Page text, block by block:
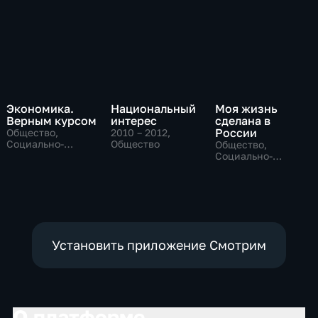
Экономика.
Верным курсом
Общество,
Социально-
Национальный
интерес
2010 – 2012,
Общество
Моя жизнь
сделана в
России
Общество,
Социально-
Установить приложение Смотрим